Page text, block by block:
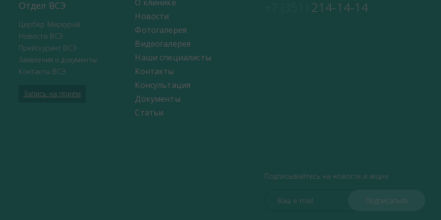
Отдел ВСЭ
Цербер Меркурий
Новости ВСЭ
Прейскурант ВСЭ
Заявления и документы
Контакты ВСЭ
Запись на прием
О клинике
Новости
Фотогалерея
Видеогалерея
Наши специалисты
Контакты
Консультация
Документы
Статьи
214-14-14
Подписывайтесь на новости и акции